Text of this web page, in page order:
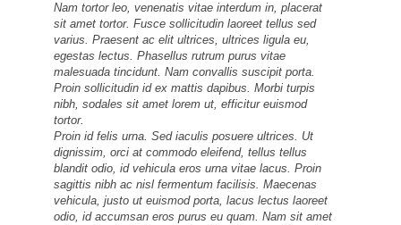
Nam tortor leo, venenatis vitae interdum in, placerat
sit amet tortor. Fusce sollicitudin laoreet tellus sed
varius. Praesent ac elit ultrices, ultrices ligula eu,
egestas lectus. Phasellus rutrum purus vitae
malesuada tincidunt. Nam convallis suscipit porta.
Proin sollicitudin id ex mattis dapibus. Morbi turpis
nibh, sodales sit amet lorem ut, efficitur euismod
tortor.
Proin id felis urna. Sed iaculis posuere ultrices. Ut
dignissim, orci at commodo eleifend, tellus tellus
blandit odio, id vehicula eros urna vitae lacus. Proin
sagittis nibh ac nisl fermentum facilisis. Maecenas
vehicula, justo ut euismod porta, lacus lectus laoreet
odio, id accumsan eros purus eu quam. Nam sit amet